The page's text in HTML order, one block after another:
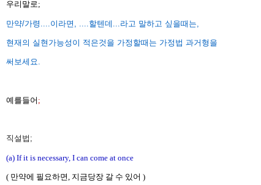
우리말로;
만약/가령....이라면, ....할텐데...라고 말하고 싶을때는,
현재의 실현가능성이 적은것을 가정할때는 가정법 과거형을
써보세요.
예를들어 ;
직설법;
(a) If it is necessary, I can come at once
( 만약에 필요하면, 지금당장 갈 수 있어 )